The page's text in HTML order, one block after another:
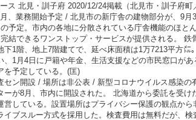
ス 北見・訓子府 2020/12/24掲載（北見市・訓子府
、業務開始予定 / 北見市の新庁舎の建物部分が、9月
予定。市内の各地に分散されている庁舎機能のほと
結できるワンストップ・サービスが提供される。 鉄
下1階、地上7階建てで、延べ床面積は1万7213平方㍍
、1月4日に戸籍や年金、生活支援などの市民窓口があ
を予定している。(匡)
セン開設 / 場所は非公表 / 新型コロナウイルス感染の
ーが8月、市内に開設された。 北海道から委託を受け
営している。設置場所はプライバシー保護の観点から
イブスルー方式を採用した。検査費用は無料だが、検